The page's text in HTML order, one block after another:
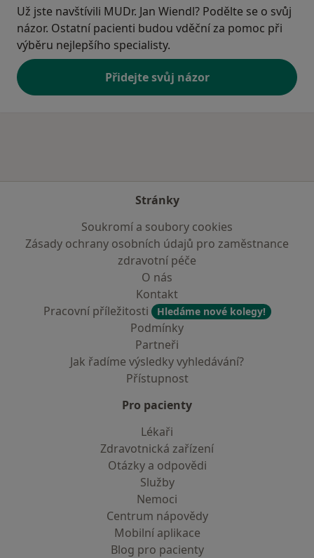
Už jste navštívili MUDr. Jan Wiendl? Podělte se o svůj
názor. Ostatní pacienti budou vděční za pomoc při
výběru nejlepšího specialisty.
Přidejte svůj názor
Stránky
Soukromí a soubory cookies
Zásady ochrany osobních údajů pro zaměstnance
zdravotní péče
O nás
Kontakt
Pracovní příležitosti
Hledáme nové kolegy!
Podmínky
Partneři
Jak řadíme výsledky vyhledávání?
Přístupnost
Pro pacienty
Lékaři
Zdravotnická zařízení
Otázky a odpovědi
Služby
Nemoci
Centrum nápovědy
Mobilní aplikace
Blog pro pacienty